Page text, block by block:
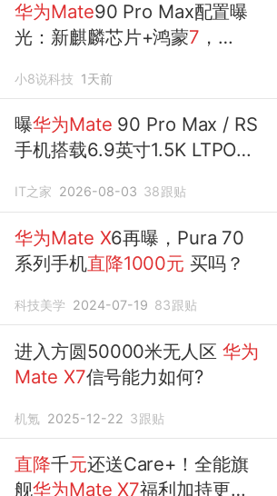
华为Mate90 Pro Max配置曝
光：新麒麟芯片+鸿蒙7 ，
小8说科技 1天前
曝华为Mate 90 Pro Max / RS
手机搭载6.9英寸1.5K LTPO直
IT之家 2026-08-03 38跟贴
华为Mate X6再曝，Pura 70
系列手机直降1000元 买吗？
科技美学 2024-07-19 83跟贴
进入方圆50000米无人区 华为
Mate X7信号能力如何?
机氪 2025-12-22 3跟贴
直降千元还送Care+！全能旗
舰华为Mate X7福利加持更超